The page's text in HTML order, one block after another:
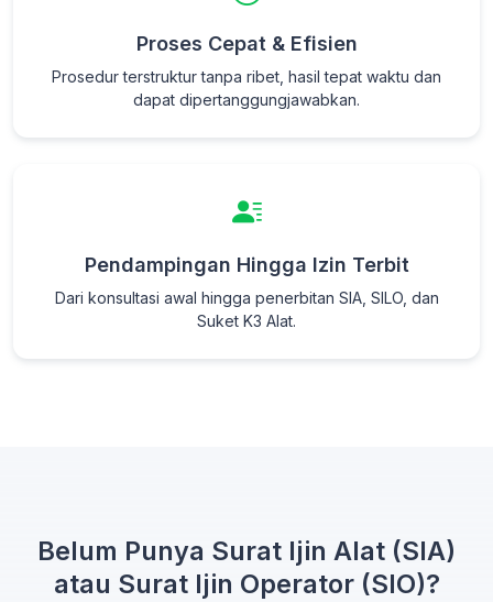
Proses Cepat & Efisien
Prosedur terstruktur tanpa ribet, hasil tepat waktu dan
dapat dipertanggungjawabkan.
Pendampingan Hingga Izin Terbit
Dari konsultasi awal hingga penerbitan SIA, SILO, dan
Suket K3 Alat.
Belum Punya Surat Ijin Alat (SIA)
atau Surat Ijin Operator (SIO)?